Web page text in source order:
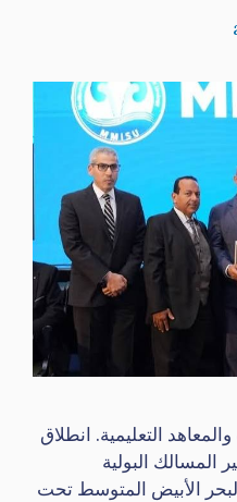
التعليمية. انطلاق
المسالك البولية
الأبيض المتوسط تحت